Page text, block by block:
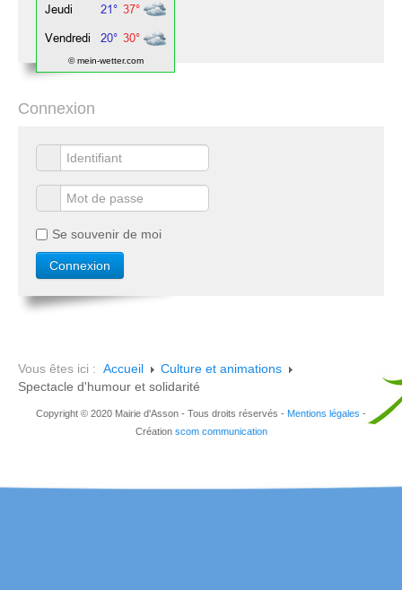
© mein-wetter.com
Connexion
Se souvenir de moi
Vous êtes ici : Accueil
Culture et animations
Spectacle d'humour et solidarité
Copyright © 2020 Mairie d'Asson - Tous droits réservés - Mentions légales -
Création scom communication